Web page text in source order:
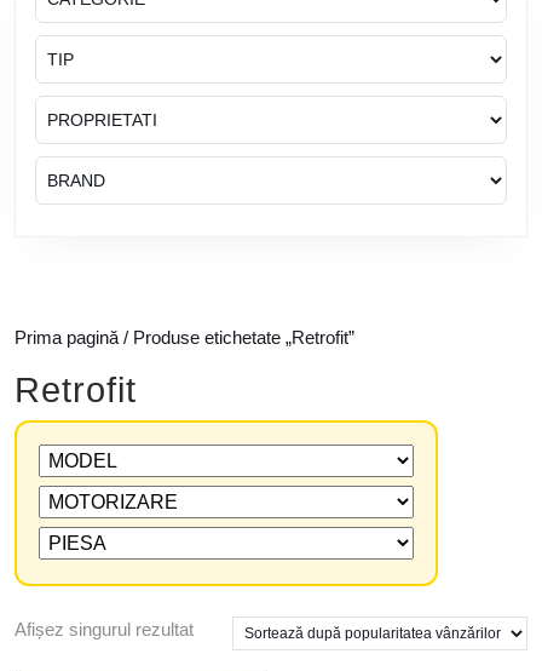
Prima pagină / Produse etichetate „Retrofit”
Retrofit
Afișez singurul rezultat